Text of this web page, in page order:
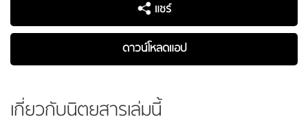
แชร์
ดาวน์โหลดแอป
เกี่ยวกับนิตยสารเล่มนี้